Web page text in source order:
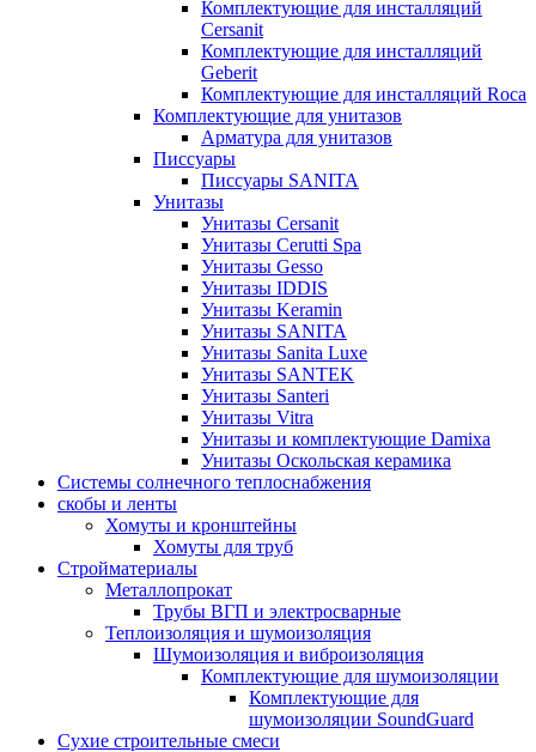
Комплектующие для инсталляций
Cersanit
Комплектующие для инсталляций
Geberit
Комплектующие для инсталляций Roca
Комплектующие для унитазов
Арматура для унитазов
Писсуары
Писсуары SANITA
Унитазы
Унитазы Cersanit
Унитазы Cerutti Spa
Унитазы Gesso
Унитазы IDDIS
Унитазы Keramin
Унитазы SANITA
Унитазы Sanita Luxe
Унитазы SANTEK
Унитазы Santeri
Унитазы Vitra
Унитазы и комплектующие Damixa
Унитазы Оскольская керамика
Системы солнечного теплоснабжения
скобы и ленты
Хомуты и кронштейны
Хомуты для труб
Стройматериалы
Металлопрокат
Трубы ВГП и электросварные
Теплоизоляция и шумоизоляция
Шумоизоляция и виброизоляция
Комплектующие для шумоизоляции
Комплектующие для
шумоизоляции SoundGuard
Сухие строительные смеси